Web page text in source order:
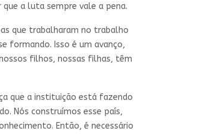
a luta sempre vale a pena.
que trabalharam no trabalho
formando. Isso é um avanço,
filhos, nossas filhas, têm
que a instituição está fazendo
Nós construímos esse país,
Então, é necessário